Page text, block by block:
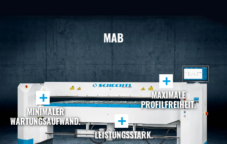
MAB
+
MINIMALER
WARTUNGSAUFWAND.
+
MAXIMALE
PROFILFREIHEIT.
+
LEISTUNGSSTARK.